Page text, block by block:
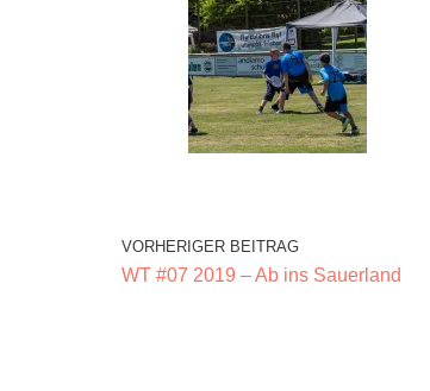
VORHERIGER BEITRAG
WT #07 2019 – Ab ins Sauerland